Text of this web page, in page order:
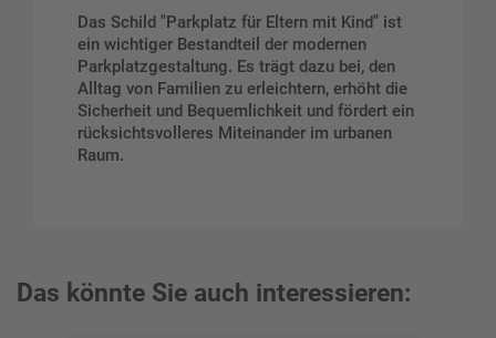
Das Schild "Parkplatz für Eltern mit Kind" ist
ein wichtiger Bestandteil der modernen
Parkplatzgestaltung. Es trägt dazu bei, den
Alltag von Familien zu erleichtern, erhöht die
Sicherheit und Bequemlichkeit und fördert ein
rücksichtsvolleres Miteinander im urbanen
Raum.
Das könnte Sie auch interessieren: